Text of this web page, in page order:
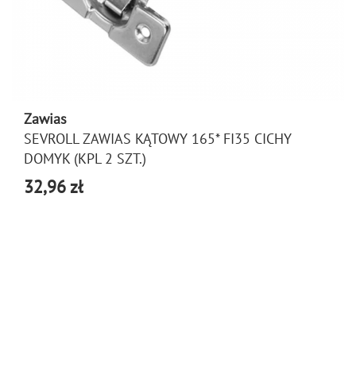
Zawias
SEVROLL ZAWIAS KĄTOWY 165* FI35 CICHY
DOMYK (KPL 2 SZT.)
32,96 zł